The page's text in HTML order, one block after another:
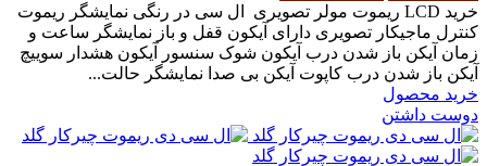
خرید LCD ریموت مولر تصویری ال سی در رنگی نمایشگر ریموت
کنترل ماجیکار تصویری دارای آیکون قفل و باز نمایشگر ساعت و
زمان آیکن باز شدن درب آیکون شوک سنسور آیکون هشدار سوییچ
آیکن باز شدن درب کاپوت آیکن بی صدا نمایشگر حالت...
خرید محصول
دوست داشتن